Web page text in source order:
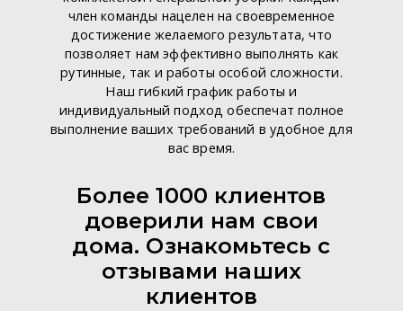
член команды нацелен на своевременное
достижение желаемого результата, что
позволяет нам эффективно выполнять как
рутинные, так и работы особой сложности.
Наш гибкий график работы и
индивидуальный подход обеспечат полное
выполнение ваших требований в удобное для
вас время.
Более 1000 клиентов
доверили нам свои
дома. Ознакомьтесь с
отзывами наших
клиентов